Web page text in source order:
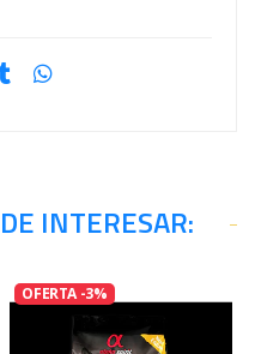
INTERESAR:
OFERTA -3%